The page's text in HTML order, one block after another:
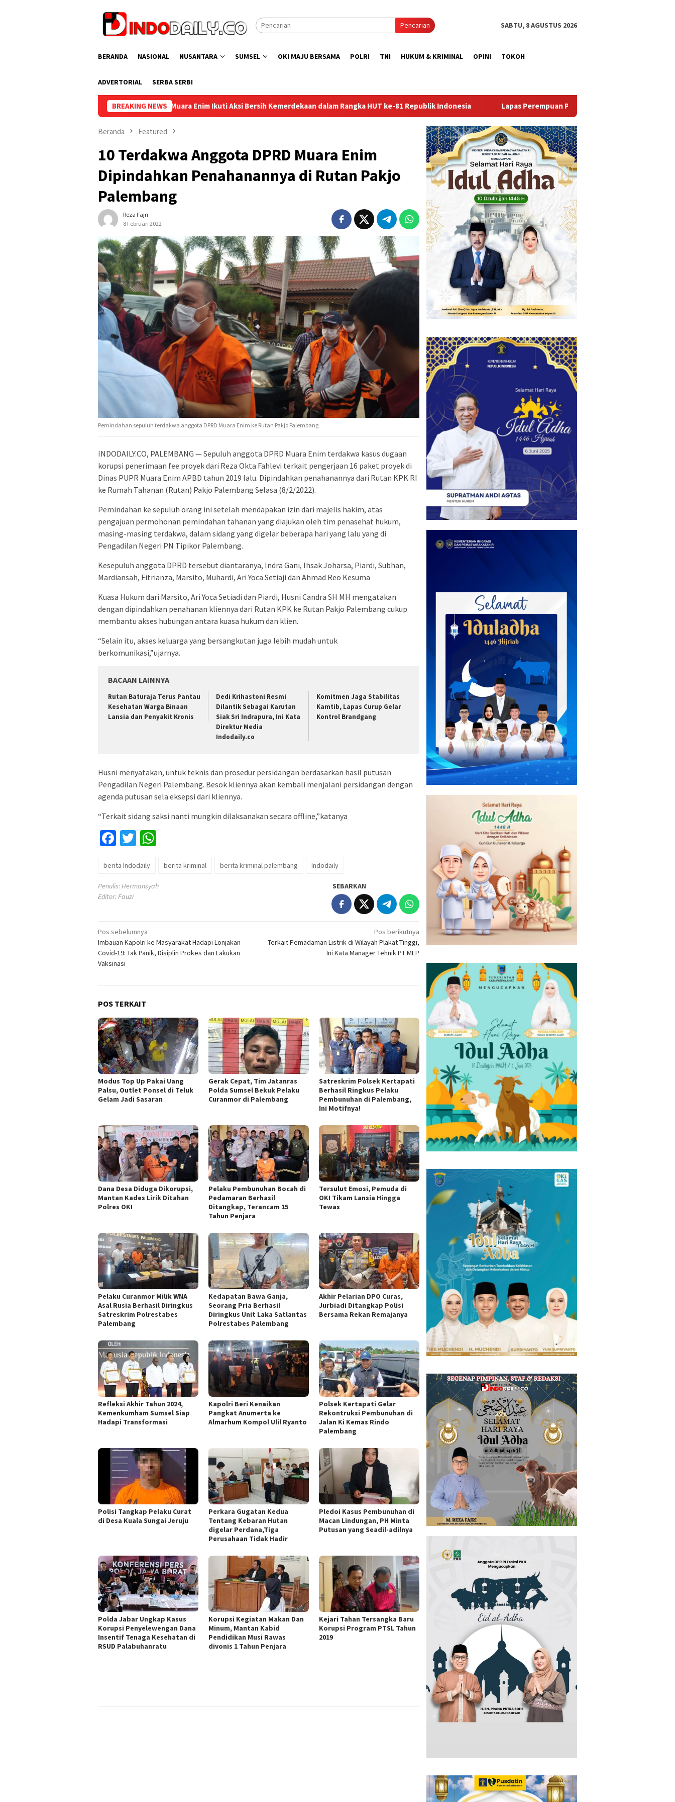
Pencarian SABTU, 8 AGUSTUS 2026
BERANDA NASIONAL NUSANTARA SUMSEL OKI MAJU BERSAMA POLRI TNI HUKUM & KRIMINAL OPINI TOKOH
ADVERTORIAL SERBA SERBI
BREAKING NEWS
Lapas Muara Enim Ikuti Aksi Bersih Kemerdekaan dalam Rangka HUT ke-81 Republik Indonesia Lapas Perempuan Palembang Gelar Aksi Bersih Kemerdekaan, Kobarkan
Beranda Featured
10 Terdakwa Anggota DPRD Muara Enim
Dipindahkan Penahanannya di Rutan Pakjo
Palembang
Reza Fajri
8 Februari 2022
Pemindahan sepuluh terdakwa anggota DPRD Muara Enim ke Rutan Pakjo Palembang
INDODAILY.CO, PALEMBANG — Sepuluh anggota DPRD Muara Enim terdakwa kasus dugaan
korupsi penerimaan fee proyek dari Reza Okta Fahlevi terkait pengerjaan 16 paket proyek di
Dinas PUPR Muara Enim APBD tahun 2019 lalu. Dipindahkan penahanannya dari Rutan KPK RI
ke Rumah Tahanan (Rutan) Pakjo Palembang Selasa (8/2/2022).
Pemindahan ke sepuluh orang ini setelah mendapakan izin dari majelis hakim, atas
pengajuan permohonan pemindahan tahanan yang diajukan oleh tim penasehat hukum,
masing-masing terdakwa, dalam sidang yang digelar beberapa hari yang lalu yang di
Pengadilan Negeri PN Tipikor Palembang.
Kesepuluh anggota DPRD tersebut diantaranya, Indra Gani, Ihsak Joharsa, Piardi, Subhan,
Mardiansah, Fitrianza, Marsito, Muhardi, Ari Yoca Setiaji dan Ahmad Reo Kesuma
Kuasa Hukum dari Marsito, Ari Yoca Setiadi dan Piardi, Husni Candra SH MH mengatakan
dengan dipindahkan penahanan kliennya dari Rutan KPK ke Rutan Pakjo Palembang cukup
membantu akses hubungan antara kuasa hukum dan klien.
“Selain itu, akses keluarga yang bersangkutan juga lebih mudah untuk
berkomunikasi,”ujarnya.
BACAAN LAINNYA
Rutan Baturaja Terus Pantau
Kesehatan Warga Binaan
Lansia dan Penyakit Kronis
Dedi Krihastoni Resmi
Dilantik Sebagai Karutan
Siak Sri Indrapura, Ini Kata
Direktur Media
Indodaily.co
Komitmen Jaga Stabilitas
Kamtib, Lapas Curup Gelar
Kontrol Brandgang
Husni menyatakan, untuk teknis dan prosedur persidangan berdasarkan hasil putusan
Pengadilan Negeri Palembang. Besok kliennya akan kembali menjalani persidangan dengan
agenda putusan sela eksepsi dari kliennya.
“Terkait sidang saksi nanti mungkin dilaksanakan secara offline,”katanya
Facebook
Twitter
berita Indodaily berita kriminal berita kriminal palembang Indodaily
Penulis: Hermansyah
Editor: Fauzi
SEBARKAN
Navigasi
pos
Pos sebelumnya
Imbauan Kapolri ke Masyarakat Hadapi Lonjakan
Covid-19: Tak Panik, Disiplin Prokes dan Lakukan
Vaksinasi
Pos berikutnya
Terkait Pemadaman Listrik di Wilayah Plakat Tinggi,
Ini Kata Manager Tehnik PT MEP
POS TERKAIT
Modus Top Up Pakai Uang
Palsu, Outlet Ponsel di Teluk
Gelam Jadi Sasaran
Gerak Cepat, Tim Jatanras
Polda Sumsel Bekuk Pelaku
Curanmor di Palembang
Satreskrim Polsek Kertapati
Berhasil Ringkus Pelaku
Pembunuhan di Palembang,
Ini Motifnya!
Dana Desa Diduga Dikorupsi,
Mantan Kades Lirik Ditahan
Polres OKI
Pelaku Pembunuhan Bocah di
Pedamaran Berhasil
Ditangkap, Terancam 15
Tahun Penjara
Tersulut Emosi, Pemuda di
OKI Tikam Lansia Hingga
Tewas
Pelaku Curanmor Milik WNA
Asal Rusia Berhasil Diringkus
Satreskrim Polrestabes
Palembang
Kedapatan Bawa Ganja,
Seorang Pria Berhasil
Diringkus Unit Laka Satlantas
Polrestabes Palembang
Akhir Pelarian DPO Curas,
Jurbiadi Ditangkap Polisi
Bersama Rekan Remajanya
Refleksi Akhir Tahun 2024,
Kemenkumham Sumsel Siap
Hadapi Transformasi
Kapolri Beri Kenaikan
Pangkat Anumerta ke
Almarhum Kompol Ulil Ryanto
Polsek Kertapati Gelar
Rekontruksi Pembunuhan di
Jalan Ki Kemas Rindo
Palembang
Polisi Tangkap Pelaku Curat
di Desa Kuala Sungai Jeruju
Perkara Gugatan Kedua
Tentang Kebaran Hutan
digelar Perdana,Tiga
Perusahaan Tidak Hadir
Pledoi Kasus Pembunuhan di
Macan Lindungan, PH Minta
Putusan yang Seadil-adilnya
Polda Jabar Ungkap Kasus
Korupsi Penyelewengan Dana
Insentif Tenaga Kesehatan di
RSUD Palabuhanratu
Korupsi Kegiatan Makan Dan
Minum, Mantan Kabid
Pendidikan Musi Rawas
divonis 1 Tahun Penjara
Kejari Tahan Tersangka Baru
Korupsi Program PTSL Tahun
2019